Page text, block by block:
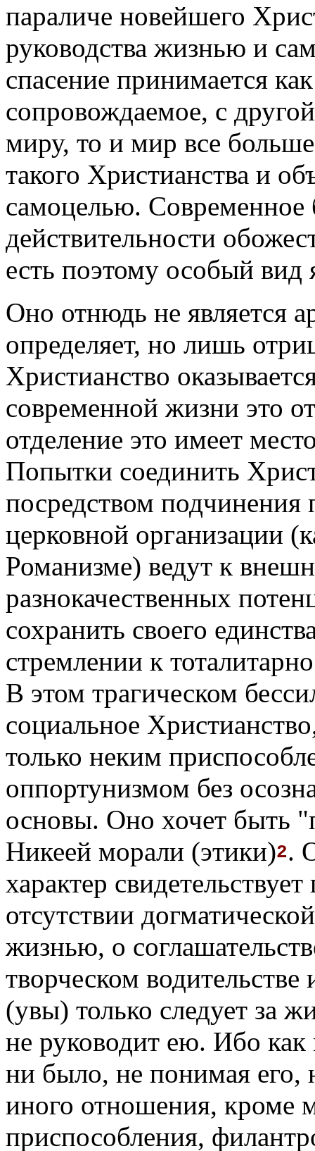
параличе новейшего
руководства жизнью и
спасение принимается
сопровождаемое, с
миру, то и мир все
такого Христианства и
самоцелью. Современное
действительности
есть поэтому особый вид
Оно отнюдь не является
определяет, но лишь
Христианство
современной жизни это
отделение это имеет
Попытки соединить
посредством
церковной организации
Романизме) ведут к
разнокачественных
сохранить своего
стремлении к
В этом трагическом
социальное
только неким
оппортунизмом без
основы. Оно хочет быть
Никеей морали (этики)2.
характер
отсутствии
жизнью, о
творческом
(увы) только следует за
не руководит ею. Ибо
ни было, не понимая его,
иного отношения, кроме
приспособления,